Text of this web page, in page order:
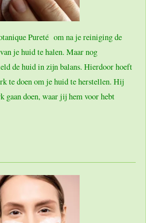
Pureté om na je reiniging de
je huid te halen. Maar nog
de huid in zijn balans. Hierdoor hoeft
te doen om je huid te herstellen. Hij
gaan doen, waar jij hem voor hebt